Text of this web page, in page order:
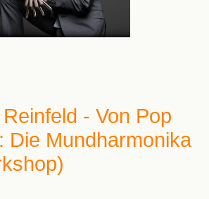
- Von Pop
Die Mundharmonika